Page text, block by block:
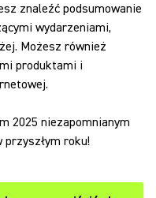
znaleźć podsumowanie
wydarzeniami,
Możesz również
produktami i
2025 niezapomnianym
przyszłym roku!